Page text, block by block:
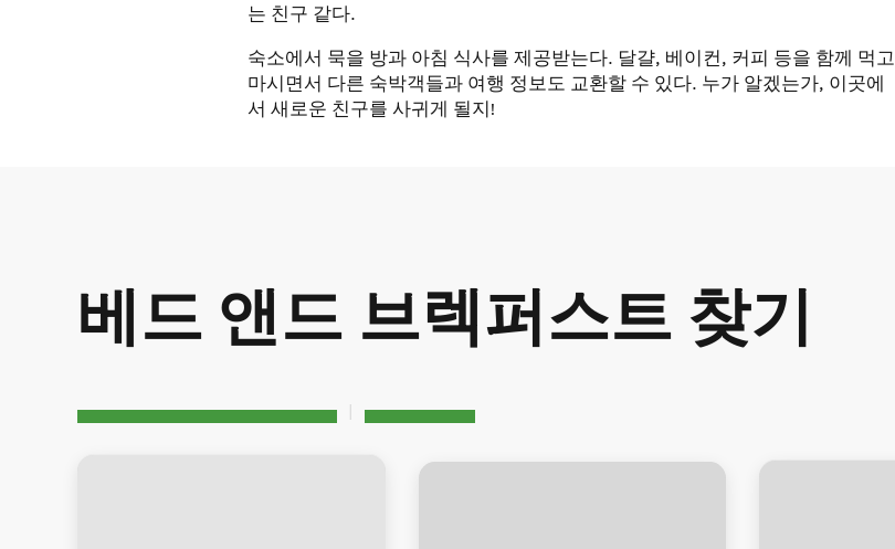
는 친구 같다.
숙소에서 묵을 방과 아침 식사를 제공받는다. 달걀, 베이컨, 커피 등을 함께 먹고
마시면서 다른 숙박객들과 여행 정보도 교환할 수 있다. 누가 알겠는가, 이곳에
서 새로운 친구를 사귀게 될지!
베드 앤드 브렉퍼스트 찾기